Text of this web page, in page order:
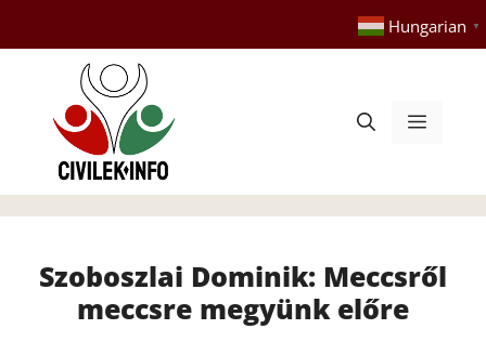
tartalomba
Hungarian ▼
Menü
Szoboszlai Dominik: Meccsről
meccsre megyünk előre